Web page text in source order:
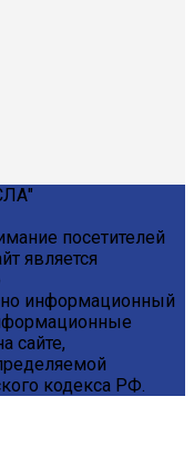
посетителей
является
информационный
сайте,
кодекса РФ.